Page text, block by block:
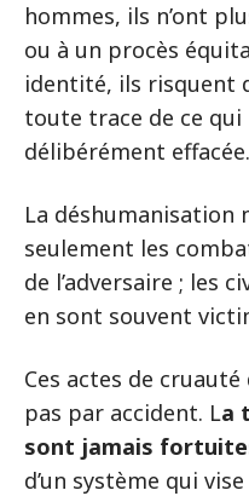
hommes, ils n’ont
ou à un procès
identité, ils risquent
toute trace de ce
délibérément effacée.
La déshumanisation
seulement les
de l’adversaire ; les
en sont souvent
Ces actes de
pas par accident. La
sont jamais
d’un système qui